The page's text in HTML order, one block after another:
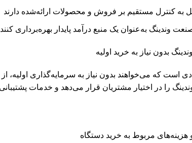
به کنترل مستقیم بر فروش و محصولات ارائه‌شده دارند
وندینگ به‌عنوان یک منبع درآمد پایدار بهره‌برداری کنند
بدون نیاز به خرید اولیه
است که می‌خواهند بدون نیاز به سرمایه‌گذاری اولیه، از
را در اختیار مشتریان قرار می‌دهد و خدمات
هزینه‌های مربوط به خرید دستگاه